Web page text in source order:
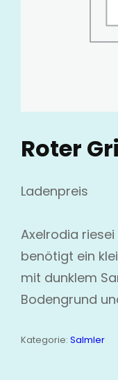
Roter
Ladenpreis
Axelrodia
benötigt ein
mit dunklem
Bodengrund
Kategorie: Salmler